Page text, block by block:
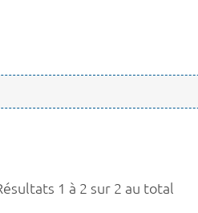
1 à 2 sur 2 au total